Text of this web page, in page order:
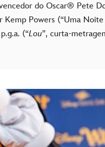
do Oscar® Pete
Kemp Powers (“Uma
(“Lou”, curta-